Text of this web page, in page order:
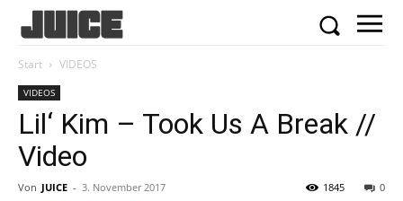
Start VIDEOS
VIDEOS
Lil‘ Kim – Took Us A Break //
Video
Von JUICE - 3. November 2017 0
1845